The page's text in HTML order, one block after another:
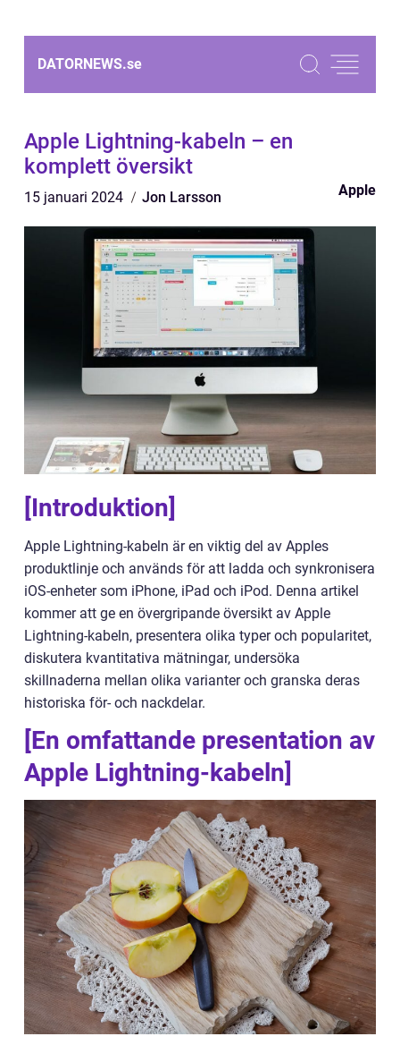
DATORNEWS.se
Apple Lightning-kabeln – en
komplett översikt
15 januari 2024 Jon Larsson Apple
[Introduktion]
Apple Lightning-kabeln är en viktig del av Apples
produktlinje och används för att ladda och synkronisera
iOS-enheter som iPhone, iPad och iPod. Denna artikel
kommer att ge en övergripande översikt av Apple
Lightning-kabeln, presentera olika typer och popularitet,
diskutera kvantitativa mätningar, undersöka
skillnaderna mellan olika varianter och granska deras
historiska för- och nackdelar.
[En omfattande presentation av
Apple Lightning-kabeln]